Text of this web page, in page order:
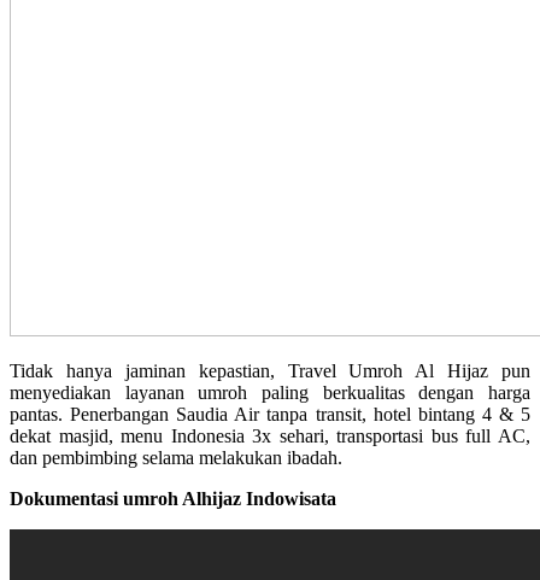
Tidak hanya jaminan kepastian, Travel Umroh Al Hijaz pun
menyediakan layanan umroh paling berkualitas dengan harga
pantas. Penerbangan Saudia Air tanpa transit, hotel bintang 4 & 5
dekat masjid, menu Indonesia 3x sehari, transportasi bus full AC,
dan pembimbing selama melakukan ibadah.
Dokumentasi umroh Alhijaz Indowisata